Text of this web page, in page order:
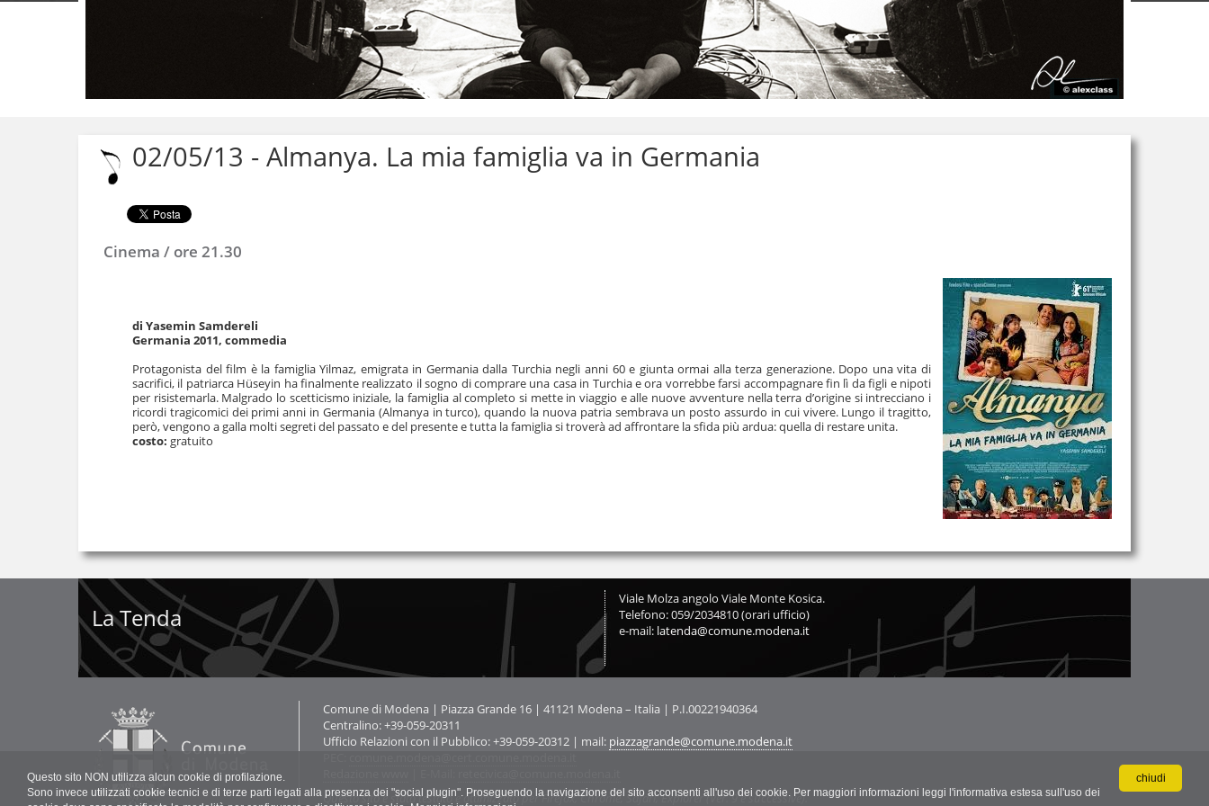
chiudi
Questo sito NON utilizza alcun cookie di profilazione.
Sono invece utilizzati cookie tecnici e di terze parti legati alla presenza dei "social plugin". Proseguendo la navigazione del sito acconsenti all'uso dei cookie. Per maggiori informazioni leggi l'informativa estesa sull'uso dei
Salta
navigazione
02/05/13 - Almanya. La mia famiglia va in Germania
Cinema / ore 21.30
di Yasemin Samdereli
Germania 2011, commedia
Protagonista del film è la famiglia Yilmaz, emigrata in Germania dalla Turchia negli anni 60 e giunta ormai alla terza generazione. Dopo una vita di
sacrifici, il patriarca Hüseyin ha finalmente realizzato il sogno di comprare una casa in Turchia e ora vorrebbe farsi accompagnare fin lì da figli e nipoti
per risistemarla. Malgrado lo scetticismo iniziale, la famiglia al completo si mette in viaggio e alle nuove avventure nella terra d’origine si intrecciano i
ricordi tragicomici dei primi anni in Germania (Almanya in turco), quando la nuova patria sembrava un posto assurdo in cui vivere. Lungo il tragitto,
però, vengono a galla molti segreti del passato e del presente e tutta la famiglia si troverà ad affrontare la sfida più ardua: quella di restare unita.
costo: gratuito
La Tenda
Viale Molza angolo Viale Monte Kosica.
Telefono: 059/2034810 (orari ufficio)
e-mail: latenda@comune.modena.it
Contatti
Comune di Modena | Piazza Grande 16 | 41121 Modena – Italia | P.I.00221940364
Centralino: +39-059-20311
Ufficio Relazioni con il Pubblico: +39-059-20312 | mail: piazzagrande@comune.modena.it
Questo sito è stato testato e ottimizzato per Firefox, Chrome, Safari, Explorer (Ver. 9 e successive).